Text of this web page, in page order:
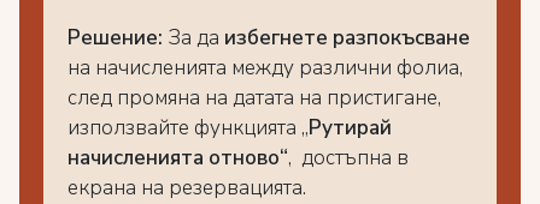
Решение: За да избегнете разпокъсване
на начисленията между различни фолиа,
след промяна на датата на пристигане,
използвайте функцията „Рутирай
начисленията отново“, достъпна в
екрана на резервацията.